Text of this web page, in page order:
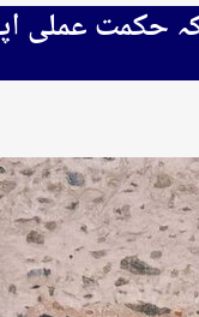
حکمت عملی